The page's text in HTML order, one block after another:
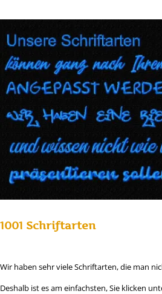
1001 Schriftarten
Wir haben sehr viele Schriftarten, die man
Deshalb ist es am einfachsten, Sie klicken